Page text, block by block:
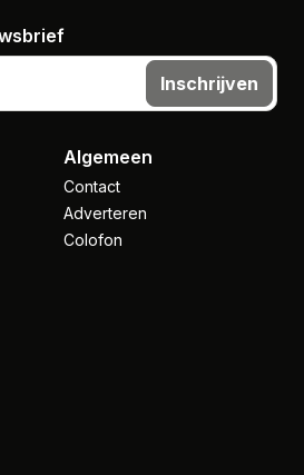
Inschrijven
Algemeen
Contact
Adverteren
Colofon